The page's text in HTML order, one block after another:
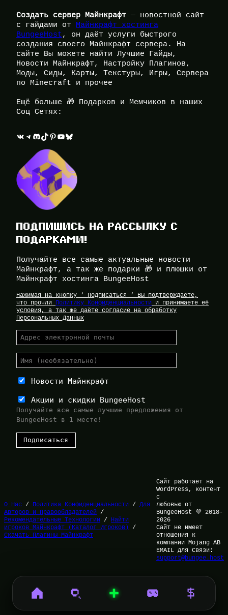
Создать сервер Майнкрафт — новостной сайт
с гайдами от
Майнкрафт хостинга
BungeeHost, он даёт услуги быстрого
создания своего Майнкрафт сервера. На
сайте Вы можете найти Лучшие Гайды,
Новости Майнкрафт, Настройку Плагинов,
Моды, Сиды, Карты, Текстуры, Игры, Сервера
по Minecraft и прочее
Ещё больше 🎁 Подарков и Мемчиков в наших
Соц Сетях:
ВКонтакте Telegram Discord TikTok Pinterest YouTube Bluesky
ПОДПИШИСЬ НА РАССЫЛКУ С
ПОДАРКАМИ!
Получайте все самые актуальные новости
Майнкрафт, а так же подарки 🎁 и плюшки от
Майнкрафт хостинга BungeeHost
Нажимая на кнопку ‘ Подписаться ‘ Вы подтверждаете,
что прочли Политику Конфиденциальности и принимаете её
условия, а так же даёте согласие на обработку
Персональных Данных
Новости Майнкрафт
Акции и скидки BungeeHost
Получайте все самые лучшие предложения от
BungeeHost в 1 месте!
О Нас / Политика Конфиденциальности / Для
Авторов и Правообладателей /
Рекомендательные Технологии / Найти
игроков Майнкрафт (Каталог Игроков) /
Скачать Плагины Майнкрафт
Сайт работает на
WordPress, контент
с
любовью от
BungeeHost 💜 2018-
2026
Сайт не имеет
отношения к
компании Mojang AB
EMAIL для Связи:
support@bungee.host